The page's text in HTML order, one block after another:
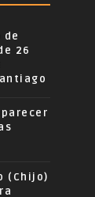
de
26
(Chijo)